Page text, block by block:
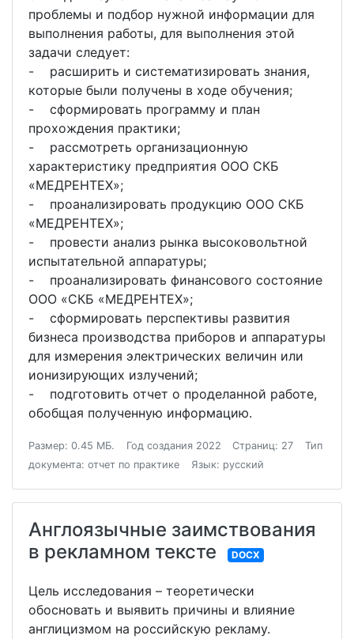
проблемы и подбор нужной информации для
выполнения работы, для выполнения этой
задачи следует:
- расширить и систематизировать знания,
которые были получены в ходе обучения;
- сформировать программу и план
прохождения практики;
- рассмотреть организационную
характеристику предприятия ООО СКБ
«МЕДРЕНТЕХ»;
- проанализировать продукцию ООО СКБ
«МЕДРЕНТЕХ»;
- провести анализ рынка высоковольтной
испытательной аппаратуры;
- проанализировать финансового состояние
ООО «СКБ «МЕДРЕНТЕХ»;
- сформировать перспективы развития
бизнеса производства приборов и аппаратуры
для измерения электрических величин или
ионизирующих излучений;
- подготовить отчет о проделанной работе,
обобщая полученную информацию.
Размер: 0.45 МБ. Год создания 2022 Страниц: 27
Тип
документа: отчет по практике
Язык: русский
Англоязычные заимствования
в рекламном тексте
DOCX
Цель исследования – теоретически
обосновать и выявить причины и влияние
англицизмом на российскую рекламу.